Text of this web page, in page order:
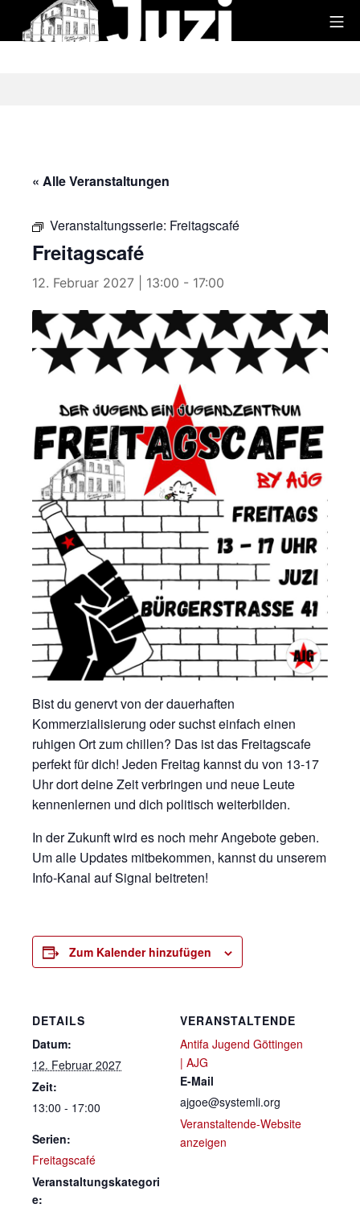
Inhalt
« Alle Veranstaltungen
Veranstaltungsserie: Freitagscafé
Freitagscafé
12. Februar 2027 | 13:00 - 17:00
Bist du genervt von der dauerhaften
Kommerzialisierung oder suchst einfach einen
ruhigen Ort zum chillen? Das ist das Freitagscafe
perfekt für dich! Jeden Freitag kannst du von 13-17
Uhr dort deine Zeit verbringen und neue Leute
kennenlernen und dich politisch weiterbilden.
In der Zukunft wird es noch mehr Angebote geben.
Um alle Updates mitbekommen, kannst du unserem
Info-Kanal auf Signal beitreten!
Zum Kalender hinzufügen
DETAILS
Datum:
12. Februar 2027
Zeit:
13:00 - 17:00
Serien:
Freitagscafé
Veranstaltungskategori
e:
VERANSTALTENDE
Antifa Jugend Göttingen
| AJG
E-Mail
ajgoe@systemli.org
Veranstaltende-Website
anzeigen